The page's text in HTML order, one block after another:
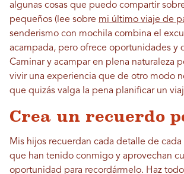
algunas cosas que puedo compartir
pequeños (lee sobre mi último viaje de
senderismo con mochila combina el
acampada, pero ofrece oportunidades y
Caminar y acampar en plena naturaleza
vivir una experiencia que de otro modo
que quizás valga la pena planificar un
Crea un recuerdo
Mis hijos recuerdan cada detalle de
que han tenido conmigo y aprovechan
oportunidad para recordármelo. Haz